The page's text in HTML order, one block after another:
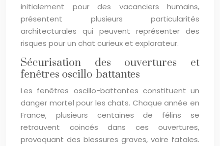
initialement pour des vacanciers humains,
présentent plusieurs particularités
architecturales qui peuvent représenter des
risques pour un chat curieux et explorateur.
Sécurisation des ouvertures et
fenêtres oscillo-battantes
Les fenêtres oscillo-battantes constituent un
danger mortel pour les chats. Chaque année en
France, plusieurs centaines de félins se
retrouvent coincés dans ces ouvertures,
provoquant des blessures graves, voire fatales.